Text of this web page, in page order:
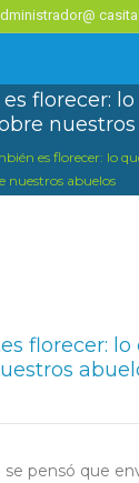
florecer:
es florecer: lo
nuestros abuelos
florecer: lo
pensó que